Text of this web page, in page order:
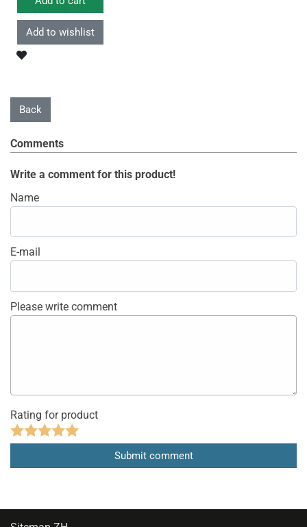
Comments
Write a comment for this product!
Name
E-mail
Please write comment
Rating for product